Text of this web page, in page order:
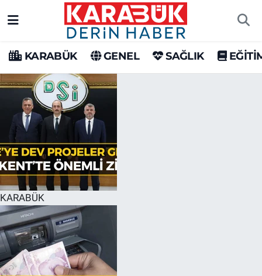
KARABÜK GENEL SAĞLIK
KARABÜK
Karabük Hava Durumu
Karabük Trafik Yoğunluk Haritası
Süper Lig Puan Durumu ve Fikstür
Tüm Manşetler
Son Dakika Haberleri
Haber Arşivi